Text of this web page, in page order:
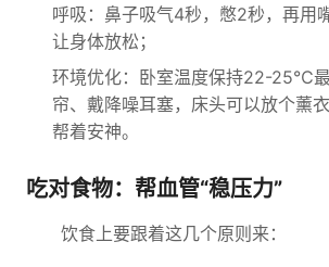
呼吸：鼻子吸气4秒，憋2秒，再用
让身体放松；
环境优化：卧室温度保持22-25℃
帘、戴降噪耳塞，床头可以放个薰
帮着安神。
吃对食物：帮血管“稳压力”
饮食上要跟着这几个原则来：